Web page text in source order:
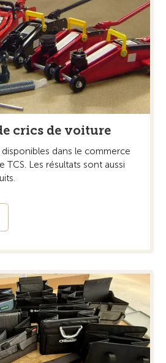
crics de voiture
dans le commerce
TCS. Les résultats sont aussi